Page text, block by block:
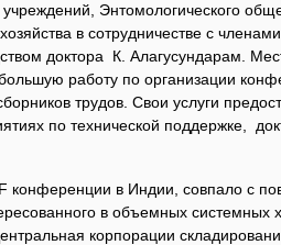
Энтомологического
в сотрудничестве с
доктора К. Aлагусундарам.
работу по организации
трудов. Свои услуги
по технической поддержке,
конференции в Индии, совпало с
в объемных системных
корпорации